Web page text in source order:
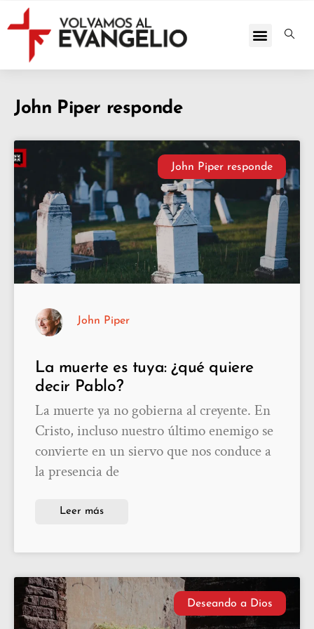
John Piper responde
John Piper responde
La muerte es tuya: ¿qué quiere
decir Pablo?
La muerte ya no gobierna al creyente. En
Cristo, incluso nuestro último enemigo se
convierte en un siervo que nos conduce a
la presencia de
Leer más
John Piper
Deseando a Dios